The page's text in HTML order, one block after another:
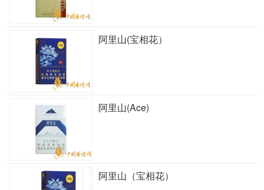
阿里山(宝相花）
阿里山(Ace)
阿里山（宝相花）